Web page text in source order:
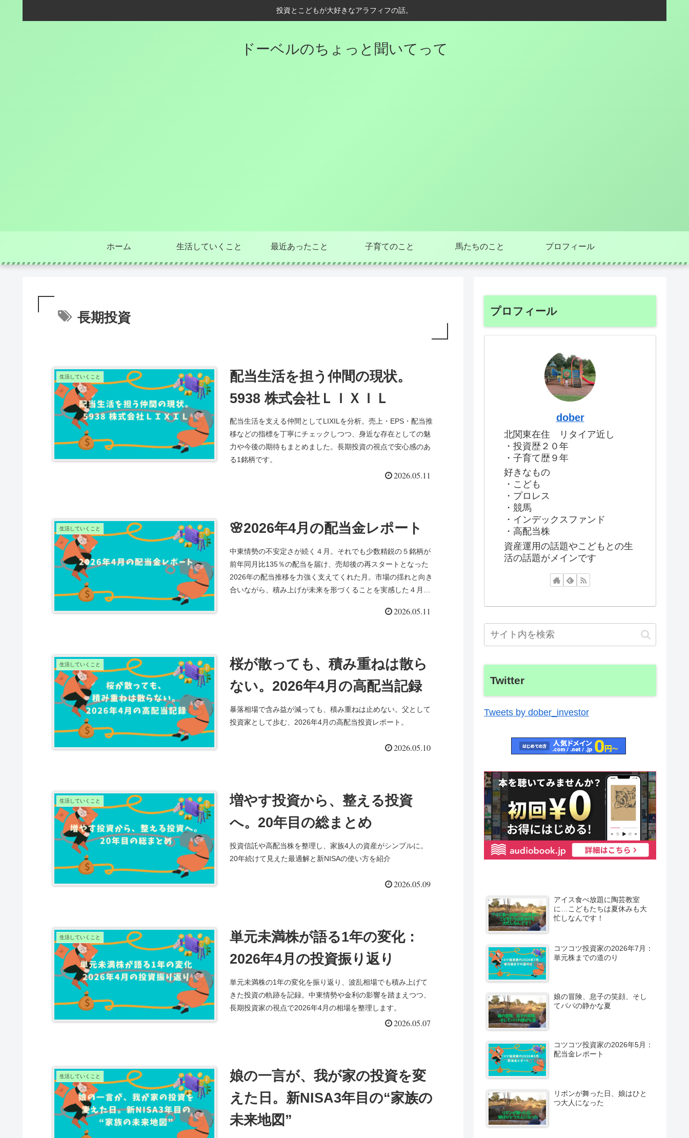
投資とこどもが大好きなアラフィフの話。
ドーベルのちょっと聞いてって
ホーム 生活していくこと 最近あったこと 子育てのこと 馬たちのこと プロフィール
長期投資
生活していくこと
配当生活を担う仲間の現状。
5938 株式会社ＬＩＸＩＬ
配当生活を支える仲間としてLIXILを分析。売上・EPS・配当推
移などの指標を丁寧にチェックしつつ、身近な存在としての魅
力や今後の期待もまとめました。長期投資の視点で安心感のあ
る1銘柄です。
2026.05.11
生活していくこと 🌸2026年4月の配当金レポート
中東情勢の不安定さが続く４月。それでも少数精鋭の５銘柄が
前年同月比135％の配当を届け、売却後の再スタートとなった
2026年の配当推移を力強く支えてくれた月。市場の揺れと向き
合いながら、積み上げが未来を形づくることを実感した４月の
2026.05.11
生活していくこと
桜が散っても、積み重ねは散ら
ない。2026年4月の高配当記録
暴落相場で含み益が減っても、積み重ねは止めない。父として
投資家として歩む、2026年4月の高配当投資レポート。
2026.05.10
生活していくこと
増やす投資から、整える投資
へ。20年目の総まとめ
投資信託や高配当株を整理し、家族4人の資産がシンプルに。
20年続けて見えた最適解と新NISAの使い方を紹介
2026.05.09
生活していくこと
単元未満株が語る1年の変化：
2026年4月の投資振り返り
単元未満株の1年の変化を振り返り、波乱相場でも積み上げて
きた投資の軌跡を記録。中東情勢や金利の影響を踏まえつつ、
長期投資家の視点で2026年4月の相場を整理します。
2026.05.07
生活していくこと
娘の一言が、我が家の投資を変
えた日。新NISA3年目の“家族の
未来地図”
プロフィール
dober
北関東在住 リタイア近し
・投資歴２０年
・子育て歴９年
好きなもの
・こども
・プロレス
・競馬
・インデックスファンド
・高配当株
資産運用の話題やこどもとの生
活の話題がメインです
Twitter
Tweets by dober_investor
アイス食べ放題に陶芸教室
に…こどもたちは夏休みも大
忙しなんです！
コツコツ投資家の2026年7月：
単元株までの道のり
娘の冒険、息子の笑顔、そし
てパパの静かな夏
コツコツ投資家の2026年5月：
配当金レポート
リボンが舞った日、娘はひと
つ大人になった